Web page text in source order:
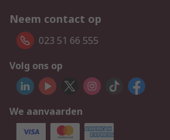
Neem contact op
023 51 66 555
Volg ons op
We aanvaarden